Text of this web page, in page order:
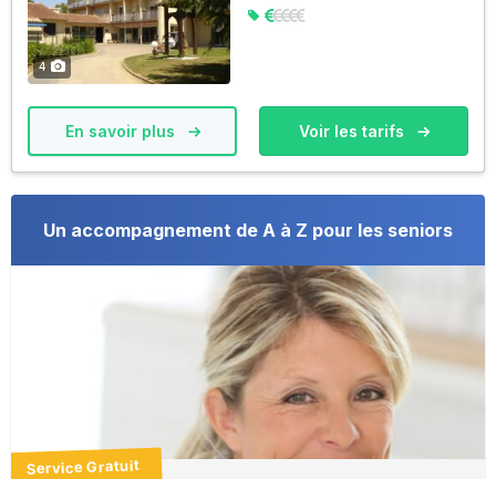
4
En savoir plus Voir les tarifs
Un accompagnement de A à Z pour les seniors
Service Gratuit